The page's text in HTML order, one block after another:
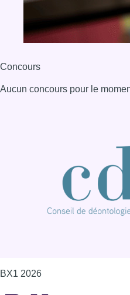
Concours
Aucun concours pour le
BX1 2026